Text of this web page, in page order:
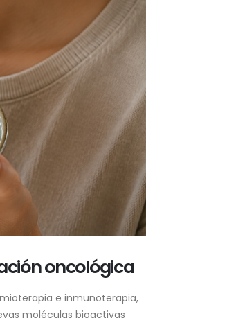
oncológica
e inmunoterapia,
moléculas bioactivas